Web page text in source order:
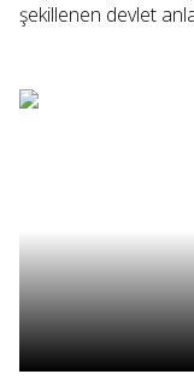
şekillenen devlet